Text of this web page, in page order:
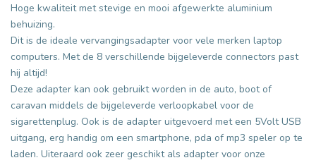
Hoge kwaliteit met stevige en mooi afgewerkte aluminium
behuizing.
Dit is de ideale vervangingsadapter voor vele merken laptop
computers. Met de 8 verschillende bijgeleverde connectors past
hij altijd!
Deze adapter kan ook gebruikt worden in de auto, boot of
caravan middels de bijgeleverde verloopkabel voor de
sigarettenplug. Ook is de adapter uitgevoerd met een 5Volt USB
uitgang, erg handig om een smartphone, pda of mp3 speler op te
laden. Uiteraard ook zeer geschikt als adapter voor onze